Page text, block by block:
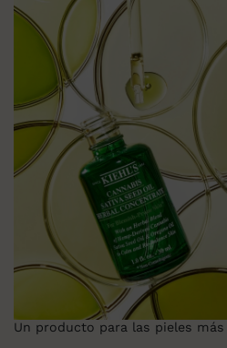
Un producto para las pieles